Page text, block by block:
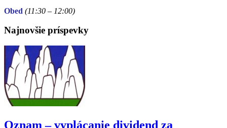
Obed (11:30 – 12:00)
Najnovšie príspevky
Oznam – vyplácanie dividend za